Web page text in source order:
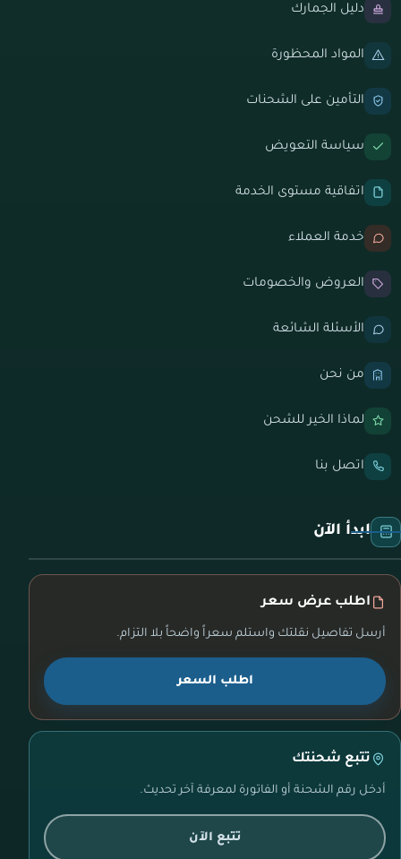
دليل الجمارك
المواد المحظورة
التأمين على الشحنات
سياسة التعويض
اتفاقية مستوى الخدمة
خدمة العملاء
العروض والخصومات
الأسئلة الشائعة
من نحن
لماذا الخير للشحن
اتصل بنا
ابدأ الآن
اطلب عرض سعر
أرسل تفاصيل نقلتك واستلم سعراً واضحاً بلا التزام.
اطلب السعر
تتبع شحنتك
أدخل رقم الشحنة أو الفاتورة لمعرفة آخر تحديث.
تتبع الآن